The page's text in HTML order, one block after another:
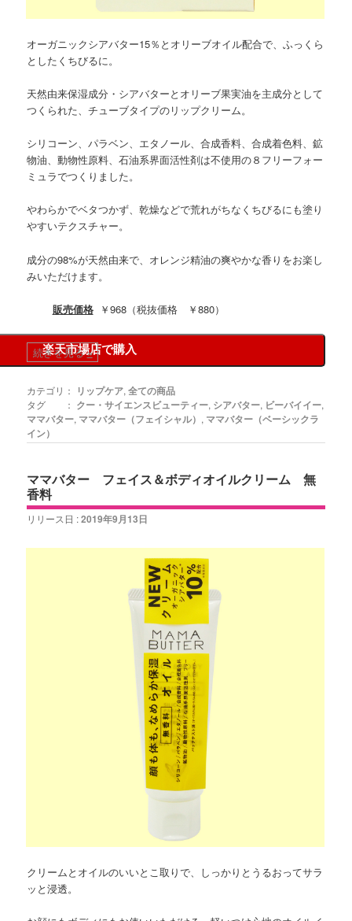
オーガニックシアバター15％とオリーブオイル配合で、ふっくら
としたくちびるに。
天然由来保湿成分・シアバターとオリーブ果実油を主成分として
つくられた、チューブタイプのリップクリーム。
シリコーン、パラベン、エタノール、合成香料、合成着色料、鉱
物油、動物性原料、石油系界面活性剤は不使用の８フリーフォー
ミュラでつくりました。
やわらかでベタつかず、乾燥などで荒れがちなくちびるにも塗り
やすいテクスチャー。
成分の98%が天然由来で、オレンジ精油の爽やかな香りをお楽し
みいただけます。
販売価格￥968（税抜価格 ￥880）
楽天市場店で購入
続きを見る»
カテゴリ： リップケア,全ての商品
タグ ： クー・サイエンスビューティー, シアバター, ビーバイイー,
ママバター, ママバター（フェイシャル） , ママバター（ベーシックラ
イン）
ママバター フェイス＆ボディオイルクリーム 無
香料
リリース日 :2019年9月13日
クリームとオイルのいいとこ取りで、しっかりとうるおってサラ
ッと浸透。